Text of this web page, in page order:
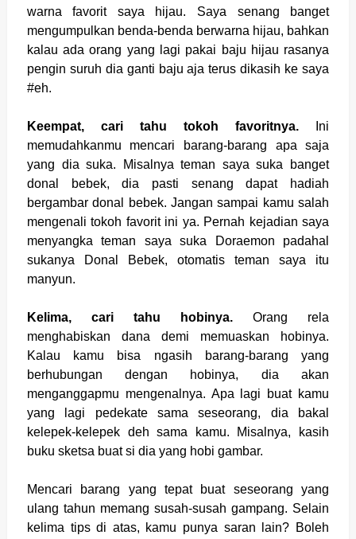
warna favorit saya hijau. Saya senang banget
mengumpulkan benda-benda berwarna hijau, bahkan
kalau ada orang yang lagi pakai baju hijau rasanya
pengin suruh dia ganti baju aja terus dikasih ke saya
#eh.
Keempat, cari tahu tokoh favoritnya. Ini
memudahkanmu mencari barang-barang apa saja
yang dia suka. Misalnya teman saya suka banget
donal bebek, dia pasti senang dapat hadiah
bergambar donal bebek. Jangan sampai kamu salah
mengenali tokoh favorit ini ya. Pernah kejadian saya
menyangka teman saya suka Doraemon padahal
sukanya Donal Bebek, otomatis teman saya itu
manyun.
Kelima, cari tahu hobinya. Orang rela
menghabiskan dana demi memuaskan hobinya.
Kalau kamu bisa ngasih barang-barang yang
berhubungan dengan hobinya, dia akan
menganggapmu mengenalnya. Apa lagi buat kamu
yang lagi pedekate sama seseorang, dia bakal
kelepek-kelepek deh sama kamu. Misalnya, kasih
buku sketsa buat si dia yang hobi gambar.
Mencari barang yang tepat buat seseorang yang
ulang tahun memang susah-susah gampang. Selain
kelima tips di atas, kamu punya saran lain? Boleh